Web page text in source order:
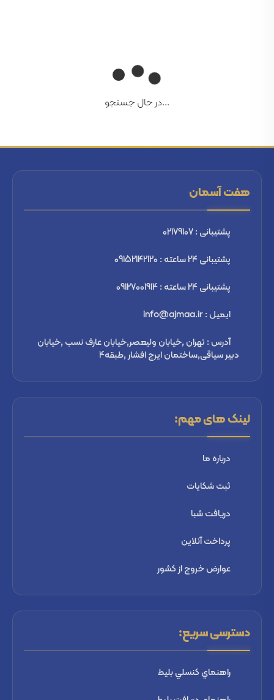
...در حال جستجو
هفت آسمان
پشتیبانی : 02179107
پشتیبانی 24 ساعته : 09152142120
پشتیبانی 24 ساعته : 09127001914
ایمیل : info@ajmaa.ir
آدرس : تهران ,خیابان ولیعصر,خیابان عارف نسب ,خیابان
دبیر سیاقی,ساختمان ایرج افشار ,طبقه4
لینک های مهم:
درباره ما
ثبت شكايات
دریافت شبا
پرداخت آنلاین
عوارض خروج از کشور
دسترسی سریع:
راهنماي كنسلي بليط